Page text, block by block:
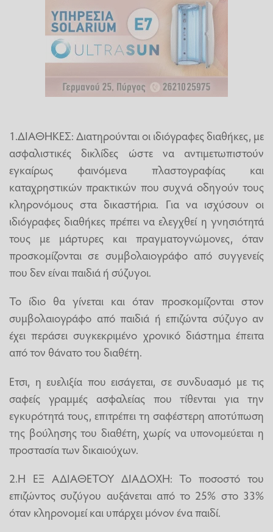
1.ΔΙΑΘΗΚΕΣ: Διατηρούνται οι ιδιόγραφες διαθήκες, με
ασφαλιστικές δικλίδες ώστε να αντιμετωπιστούν
εγκαίρως φαινόμενα πλαστογραφίας και
καταχρηστικών πρακτικών που συχνά οδηγούν τους
κληρονόμους στα δικαστήρια. Για να ισχύσουν οι
ιδιόγραφες διαθήκες πρέπει να ελεγχθεί η γνησιότητά
τους με μάρτυρες και πραγματογνώμονες, όταν
προσκομίζονται σε συμβολαιογράφο από συγγενείς
που δεν είναι παιδιά ή σύζυγοι.
Το ίδιο θα γίνεται και όταν προσκομίζονται στον
συμβολαιογράφο από παιδιά ή επιζώντα σύζυγο αν
έχει περάσει συγκεκριμένο χρονικό διάστημα έπειτα
από τον θάνατο του διαθέτη.
Ετσι, η ευελιξία που εισάγεται, σε συνδυασμό με τις
σαφείς γραμμές ασφαλείας που τίθενται για την
εγκυρότητά τους, επιτρέπει τη σαφέστερη αποτύπωση
της βούλησης του διαθέτη, χωρίς να υπονομεύεται η
προστασία των δικαιούχων.
2.Η ΕΞ ΑΔΙΑΘΕΤΟΥ ΔΙΑΔΟΧΗ: Το ποσοστό του
επιζώντος συζύγου αυξάνεται από το 25% στο 33%
όταν κληρονομεί και υπάρχει μόνον ένα παιδί.